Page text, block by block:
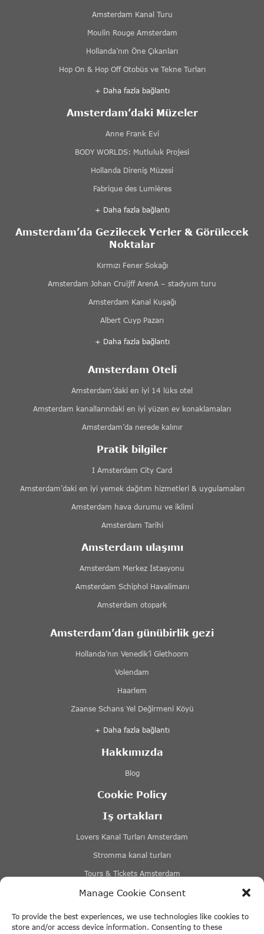
Manage Cookie Consent
To provide the best experiences, we use technologies like cookies to
store and/or access device information. Consenting to these
Amsterdam Kanal Turu
Moulin Rouge Amsterdam
Hollanda’nın Öne Çıkanları
Hop On & Hop Off Otobüs ve Tekne Turları
+ Daha fazla bağlantı
Amsterdam’daki Müzeler
Anne Frank Evi
BODY WORLDS: Mutluluk Projesi
Hollanda Direniş Müzesi
Fabrique des Lumières
+ Daha fazla bağlantı
Amsterdam’da Gezilecek Yerler & Görülecek
Noktalar
Kırmızı Fener Sokağı
Amsterdam Johan Cruijff ArenA – stadyum turu
Amsterdam Kanal Kuşağı
Albert Cuyp Pazarı
+ Daha fazla bağlantı
Amsterdam Oteli
Amsterdam’daki en iyi 14 lüks otel
Amsterdam kanallarındaki en iyi yüzen ev konaklamaları
Amsterdam’da nerede kalınır
Pratik bilgiler
I Amsterdam City Card
Amsterdam’daki en iyi yemek dağıtım hizmetleri & uygulamaları
Amsterdam hava durumu ve iklimi
Amsterdam Tarihi
Amsterdam ulaşımı
Amsterdam Merkez İstasyonu
Amsterdam Schiphol Havalimanı
Amsterdam otopark
Amsterdam’dan günübirlik gezi
Hollanda’nın Venedik’i Giethoorn
Volendam
Haarlem
Zaanse Schans Yel Değirmeni Köyü
+ Daha fazla bağlantı
Hakkımızda
Blog
Cookie Policy
Iş ortakları
Lovers Kanal Turları Amsterdam
Stromma kanal turları
Tours & Tickets Amsterdam
Canal Motorboats – Amsterdam tekne kiralama
+ Daha fazla bağlantı